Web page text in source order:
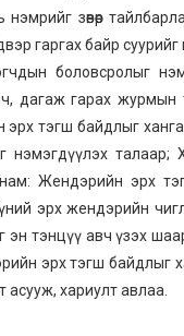
зөвөөр
гаргах байр
боловсролыг
дагаж гарах
тэгш байдлыг
нэмэгдүүлэх
Жендэрийн эрх
эрх жендэрийн
эн тэнцүү авч үзэх
эрх тэгш
асууж, хариулт авлаа.